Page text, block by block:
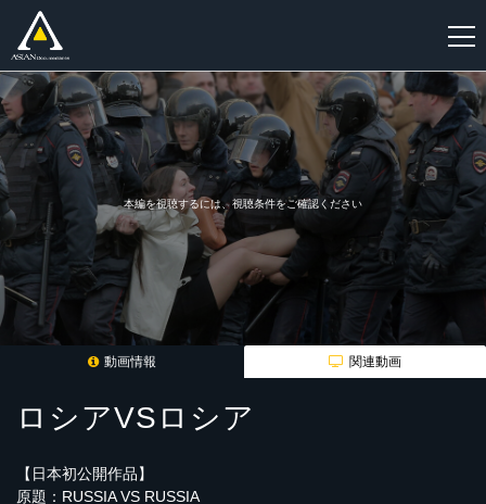
新
規
登
録
本編を視聴するには、視聴条件をご確認ください
動画情報 関連動画
ロシアVSロシア
【日本初公開作品】
原題：RUSSIA VS RUSSIA